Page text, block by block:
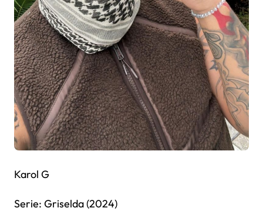
Karol G
Serie: Griselda (2024)